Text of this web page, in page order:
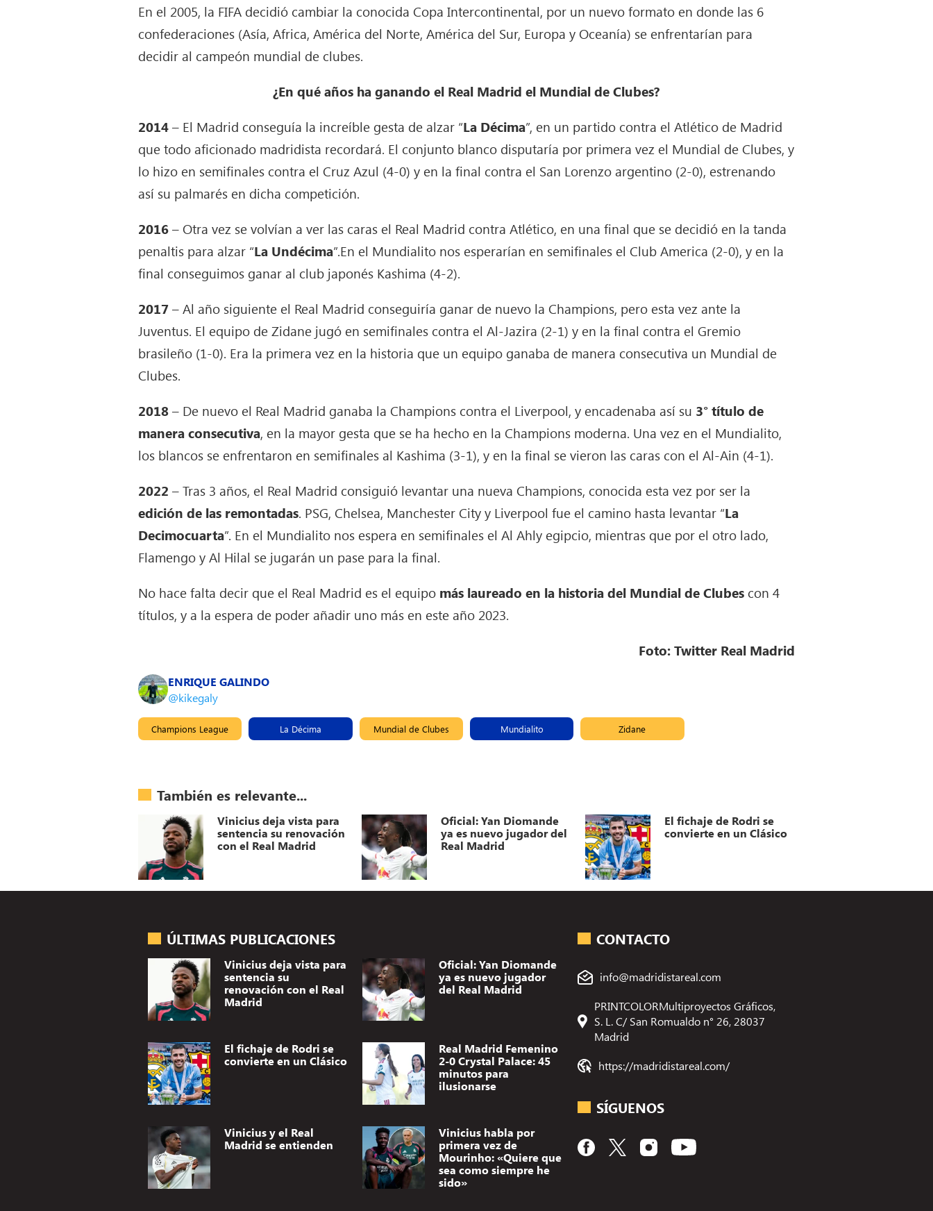
En el 2005, la FIFA decidió cambiar la conocida Copa Intercontinental, por un nuevo formato en donde las 6
confederaciones (Asía, Africa, América del Norte, América del Sur, Europa y Oceanía) se enfrentarían para
decidir al campeón mundial de clubes.
¿En qué años ha ganando el Real Madrid el Mundial de Clubes?
2014– El Madrid conseguía la increíble gesta de alzar “La Décima”, en un partido contra el Atlético de Madrid
que todo aficionado madridista recordará. El conjunto blanco disputaría por primera vez el Mundial de Clubes, y
lo hizo en semifinales contra el Cruz Azul (4-0) y en la final contra el San Lorenzo argentino (2-0), estrenando
así su palmarés en dicha competición.
2016– Otra vez se volvían a ver las caras el Real Madrid contra Atlético, en una final que se decidió en la tanda
penaltis para alzar “La Undécima”.En el Mundialito nos esperarían en semifinales el Club America (2-0), y en la
final conseguimos ganar al club japonés Kashima (4-2).
2017– Al año siguiente el Real Madrid conseguiría ganar de nuevo la Champions, pero esta vez ante la
Juventus. El equipo de Zidane jugó en semifinales contra el Al-Jazira (2-1) y en la final contra el Gremio
brasileño (1-0). Era la primera vez en la historia que un equipo ganaba de manera consecutiva un Mundial de
Clubes.
2018– De nuevo el Real Madrid ganaba la Champions contra el Liverpool, y encadenaba así su 3° título de
manera consecutiva, en la mayor gesta que se ha hecho en la Champions moderna. Una vez en el Mundialito,
los blancos se enfrentaron en semifinales al Kashima (3-1), y en la final se vieron las caras con el Al-Ain (4-1).
2022 – Tras 3 años, el Real Madrid consiguió levantar una nueva Champions, conocida esta vez por ser la
edición de las remontadas. PSG, Chelsea, Manchester City y Liverpool fue el camino hasta levantar “La
Decimocuarta”. En el Mundialito nos espera en semifinales el Al Ahly egipcio, mientras que por el otro lado,
Flamengo y Al Hilal se jugarán un pase para la final.
No hace falta decir que el Real Madrid es el equipo más laureado en la historia del Mundial de Clubes con 4
títulos, y a la espera de poder añadir uno más en este año 2023.
Foto: Twitter Real Madrid
ENRIQUE GALINDO
@kikegaly
Champions League La Décima Mundial de Clubes Mundialito Zidane
También es relevante...
Vinicius deja vista para
sentencia su renovación
con el Real Madrid
Oficial: Yan Diomande
ya es nuevo jugador del
Real Madrid
El fichaje de Rodri se
convierte en un Clásico
ÚLTIMAS PUBLICACIONES
Vinicius deja vista para
sentencia su
renovación con el Real
Madrid
Oficial: Yan Diomande
ya es nuevo jugador
del Real Madrid
El fichaje de Rodri se
convierte en un Clásico
Real Madrid Femenino
2-0 Crystal Palace: 45
minutos para
ilusionarse
Vinicius y el Real
Madrid se entienden
Vinicius habla por
primera vez de
Mourinho: «Quiere que
sea como siempre he
sido»
CONTACTO
info@madridistareal.com
PRINTCOLORMultiproyectos Gráficos,
S. L. C/ San Romualdo n° 26, 28037
Madrid
https://madridistareal.com/
SÍGUENOS